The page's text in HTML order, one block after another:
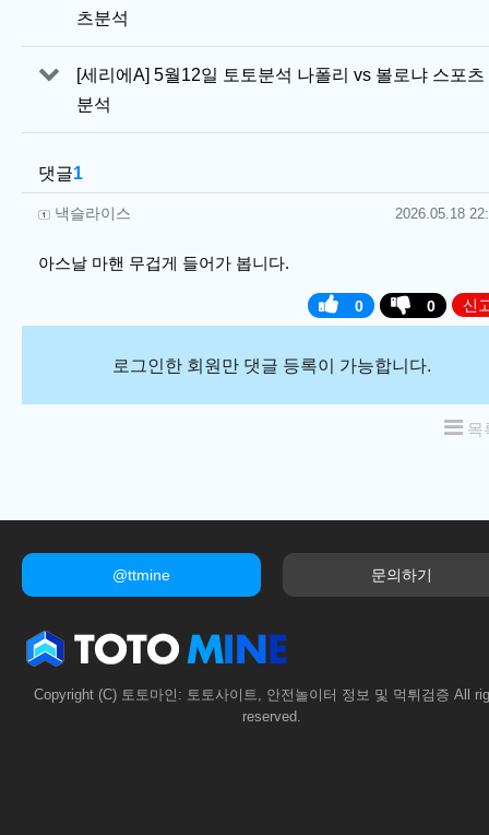
츠분석
[세리에A] 5월12일 토토분석 나폴리 vs 볼로냐 스포츠
분석
댓글1
낵슬라이스님의 댓글
낵슬라이스 작성일
2026.05.18
아스날 마핸 무겁게 들어가 봅니다.
0 0 신
로그인한 회원만 댓글 등록이 가능합니다.
목
@ttmine 문의하기
Copyright (C) 토토마인: 토토사이트, 안전놀이터 정보 및 먹튀검증 All
reserved.